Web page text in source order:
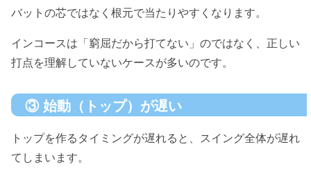
バットの芯ではなく根元で当たりやすくなります。
インコースは「窮屈だから打てない」のではなく、正しい
打点を理解していないケースが多いのです。
③ 始動（トップ）が遅い
トップを作るタイミングが遅れると、スイング全体が遅れ
てしまいます。